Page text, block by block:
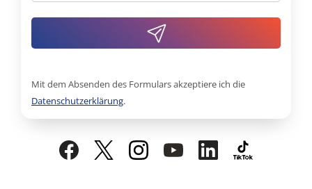
Mit dem Absenden des Formulars akzeptiere ich die
Datenschutzerklärung.